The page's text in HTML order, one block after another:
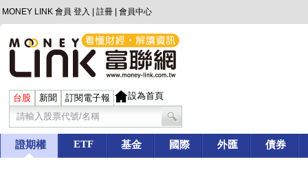
MONEY LINK 會員 登入 註冊 會員中心
台股 新聞 訂閱電子報 設為首頁
證期權 ETF 基金 國際 外匯 債券